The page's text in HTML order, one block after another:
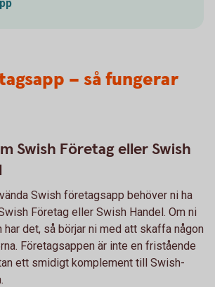
– så fungerar
Swish Företag eller Swish
Swish företagsapp behöver ni ha
Företag eller Swish Handel. Om ni
har det, så börjar ni med att skaffa någon
Företagsappen är inte en fristående
ett smidigt komplement till Swish-